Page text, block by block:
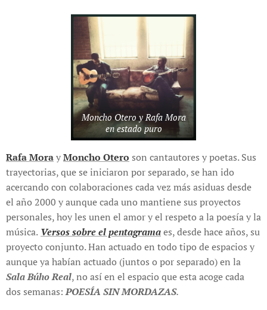
Moncho Otero y Rafa Mora
en estado puro
Rafa MorayMoncho Otero son cantautores y poetas. Sus
trayectorias, que se iniciaron por separado, se han ido
acercando con colaboraciones cada vez más asiduas desde
el año 2000 y aunque cada uno mantiene sus proyectos
personales, hoy les unen el amor y el respeto a la poesía y la
música. Versos sobre el pentagramaes, desde hace años, su
proyecto conjunto. Han actuado en todo tipo de espacios y
aunque ya habían actuado (juntos o por separado) en la
Sala Búho Real, no así en el espacio que esta acoge cada
dos semanas:POESÍA SIN MORDAZAS.